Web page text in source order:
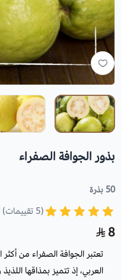
بذور الجوافة الصفراء
50 بذرة
(5 تقييمات)
8
تعتبر الجوافة الصفراء من
العربي، إذ تتميز بمذاقها